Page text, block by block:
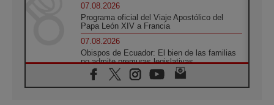
07.08.2026
Programa oficial del Viaje Apostólico del
Papa León XIV a Francia
07.08.2026
Obispos de Ecuador: El bien de las familias
no admite premuras legislativas
06.08.2026
Cardenal Parolin: La paz comienza con la